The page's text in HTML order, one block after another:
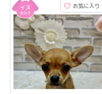
お気に入り